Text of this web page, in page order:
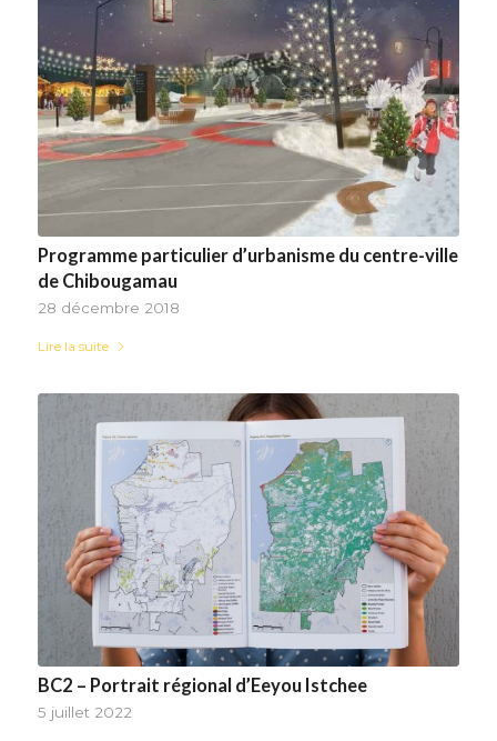
Programme particulier d’urbanisme du centre-ville
de Chibougamau
28 décembre 2018
Lire la suite
BC2 – Portrait régional d’Eeyou Istchee
5 juillet 2022